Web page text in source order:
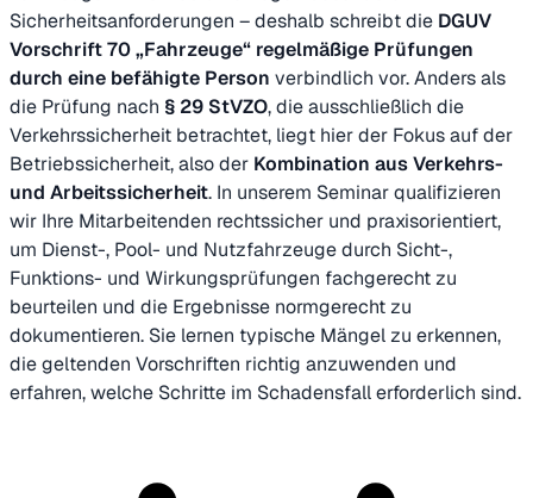
Sicherheitsanforderungen – deshalb schreibt die DGUV
Vorschrift 70 „Fahrzeuge“ regelmäßige Prüfungen
durch eine befähigte Person verbindlich vor. Anders als
die Prüfung nach § 29 StVZO, die ausschließlich die
Verkehrssicherheit betrachtet, liegt hier der Fokus auf der
Betriebssicherheit, also der Kombination aus Verkehrs-
und Arbeitssicherheit. In unserem Seminar qualifizieren
wir Ihre Mitarbeitenden rechtssicher und praxisorientiert,
um Dienst-, Pool- und Nutzfahrzeuge durch Sicht-,
Funktions- und Wirkungsprüfungen fachgerecht zu
beurteilen und die Ergebnisse normgerecht zu
dokumentieren. Sie lernen typische Mängel zu erkennen,
die geltenden Vorschriften richtig anzuwenden und
erfahren, welche Schritte im Schadensfall erforderlich sind.